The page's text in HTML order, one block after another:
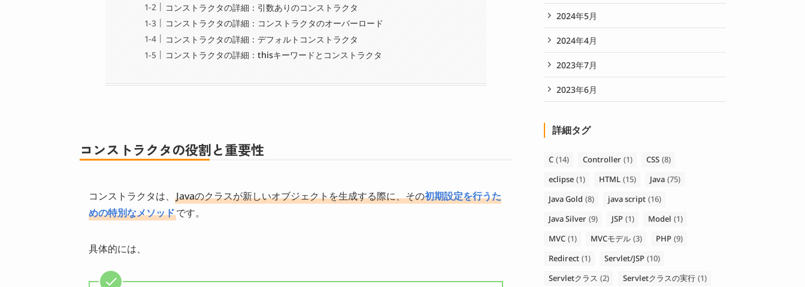
コンストラクタの詳細：引数ありのコンストラクタ
コンストラクタの詳細：コンストラクタのオーバーロード
コンストラクタの詳細：デフォルトコンストラクタ
コンストラクタの詳細：thisキーワードとコンストラクタ
コンストラクタの役割と重要性
コンストラクタは、 Javaのクラスが新しいオブジェクトを生成する際に、その初期設定を行うた
めの特別なメソッドです。
具体的には、
2024年5月
2024年4月
2023年7月
2023年6月
詳細タグ
C (14) Controller (1) CSS (8)
eclipse (1) HTML (15) Java (75)
Java Gold (8) java script (16)
Java Silver (9) JSP (1) Model (1)
MVC (1) MVCモデル (3) PHP (9)
Redirect (1) Servlet/JSP (10)
Servletクラス (2) Servletクラスの実行 (1)